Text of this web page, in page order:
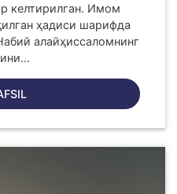
келтирилган. Имом
ҳадиси шарифда
алайҳиссаломнинг